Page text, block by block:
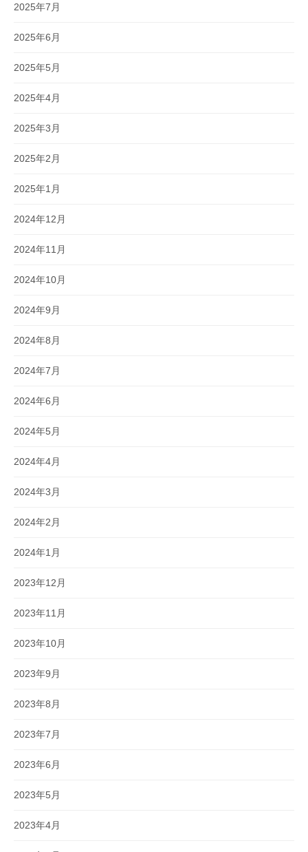
2025年7月
2025年6月
2025年5月
2025年4月
2025年3月
2025年2月
2025年1月
2024年12月
2024年11月
2024年10月
2024年9月
2024年8月
2024年7月
2024年6月
2024年5月
2024年4月
2024年3月
2024年2月
2024年1月
2023年12月
2023年11月
2023年10月
2023年9月
2023年8月
2023年7月
2023年6月
2023年5月
2023年4月